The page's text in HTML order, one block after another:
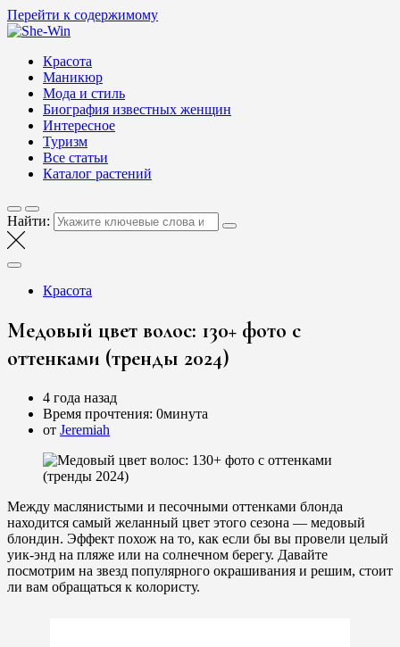
Перейти к содержимому
Блог о женской красоте и здоровье
Красота
Маникюр
Мода и стиль
Биография известных женщин
Интересное
Туризм
Все статьи
Каталог растений
Найти:
Красота
Медовый цвет волос: 130+ фото с
оттенками (тренды 2024)
4 года назад
Время прочтения: 0минута
от Jeremiah
Между маслянистыми и песочными оттенками блонда
находится самый желанный цвет этого сезона — медовый
блондин. Эффект похож на то, как если бы вы провели целый
уик-энд на пляже или на солнечном берегу. Давайте
посмотрим на звезд популярного окрашивания и решим, стоит
ли вам обращаться к колористу.